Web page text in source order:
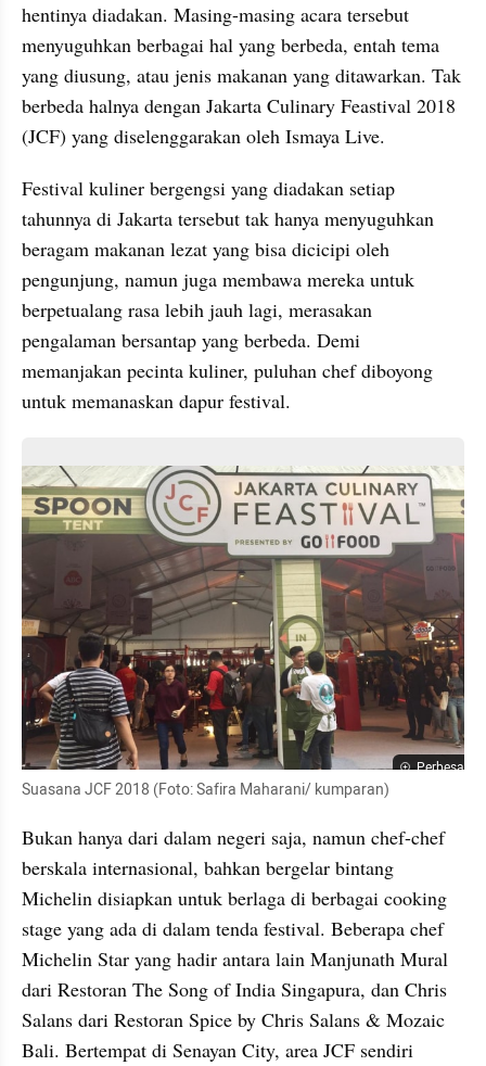
hentinya diadakan. Masing-masing acara tersebut
menyuguhkan berbagai hal yang berbeda, entah tema
yang diusung, atau jenis makanan yang ditawarkan. Tak
berbeda halnya dengan Jakarta Culinary Feastival 2018
(JCF) yang diselenggarakan oleh Ismaya Live.
Festival kuliner bergengsi yang diadakan setiap
tahunnya di Jakarta tersebut tak hanya menyuguhkan
beragam makanan lezat yang bisa dicicipi oleh
pengunjung, namun juga membawa mereka untuk
berpetualang rasa lebih jauh lagi, merasakan
pengalaman bersantap yang berbeda. Demi
memanjakan pecinta kuliner, puluhan chef diboyong
untuk memanaskan dapur festival.
Perbesar
Suasana JCF 2018 (Foto: Safira Maharani/ kumparan)
Bukan hanya dari dalam negeri saja, namun chef-chef
berskala internasional, bahkan bergelar bintang
Michelin disiapkan untuk berlaga di berbagai cooking
stage yang ada di dalam tenda festival. Beberapa chef
Michelin Star yang hadir antara lain Manjunath Mural
dari Restoran The Song of India Singapura, dan Chris
Salans dari Restoran Spice by Chris Salans & Mozaic
Bali. Bertempat di Senayan City, area JCF sendiri